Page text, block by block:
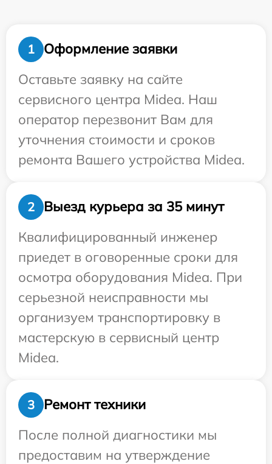
1
Оформление заявки
Оставьте заявку на сайте
сервисного центра Midea. Наш
оператор перезвонит Вам для
уточнения стоимости и сроков
ремонта Вашего устройства Midea.
2
Выезд курьера за 35 минут
Квалифицированный инженер
приедет в оговоренные сроки для
осмотра оборудования Midea. При
серьезной неисправности мы
организуем транспортировку в
мастерскую в сервисный центр
Midea.
3
Ремонт техники
После полной диагностики мы
предоставим на утверждение